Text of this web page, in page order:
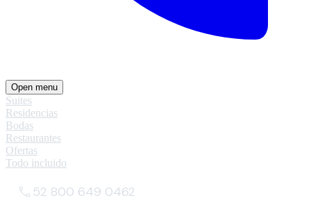
Open menu
Suites
Residencias
Bodas
Restaurantes
Ofertas
Todo incluido
52 800 649 0462